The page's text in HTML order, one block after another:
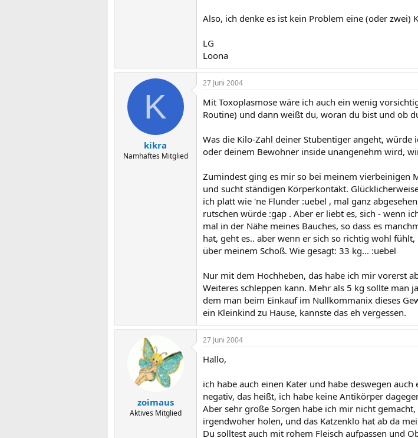
Also, ich denke es ist kein Problem eine (oder zwei)
LG
Loona
K
kikra
Namhaftes Mitglied
27 Juni 2004
Mit Toxoplasmose wäre ich auch ein wenig
Routine) und dann weißt du, woran du bist und ob
Was die Kilo-Zahl deiner Stubentiger angeht,
oder deinem Bewohner inside unangenehm wird,
Zumindest ging es mir so bei meinem vierbeinigen
und sucht ständigen Körperkontakt.
ich platt wie 'ne Flunder :uebel , mal ganz
rutschen würde :gap . Aber er liebt es, sich - wenn
mal in der Nähe meines Bauches, so dass es
hat, geht es.. aber wenn er sich so richtig wohl
über meinem Schoß. Wie gesagt: 33 kg... :uebel
Nur mit dem Hochheben, das habe ich mir vorerst
Weiteres schleppen kann. Mehr als 5 kg sollte man
dem man beim Einkauf im Nullkommanix dieses
ein Kleinkind zu Hause, kannste das eh vergessen.
zoimaus
Aktives Mitglied
27 Juni 2004
Hallo,
ich habe auch einen Kater und habe deswegen
negativ, das heißt, ich habe keine Antikörper
Aber sehr große Sorgen habe ich mir nicht
irgendwoher holen, und das Katzenklo hat ab da
Du solltest auch mit rohem Fleisch aufpassen und